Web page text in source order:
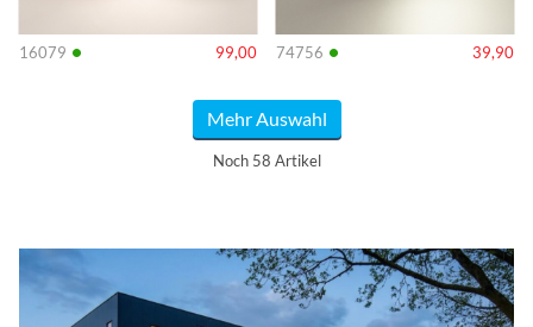
16079 • 99,00 74756 • 39,90
Mehr Auswahl
Noch 58 Artikel